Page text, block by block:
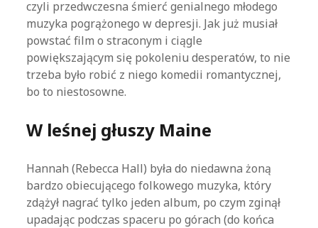
czyli przedwczesna śmierć genialnego młodego
muzyka pogrążonego w depresji. Jak już musiał
powstać film o straconym i ciągle
powiększającym się pokoleniu desperatów, to nie
trzeba było robić z niego komedii romantycznej,
bo to niestosowne.
W leśnej głuszy Maine
Hannah (Rebecca Hall) była do niedawna żoną
bardzo obiecującego folkowego muzyka, który
zdążył nagrać tylko jeden album, po czym zginął
upadając podczas spaceru po górach (do końca